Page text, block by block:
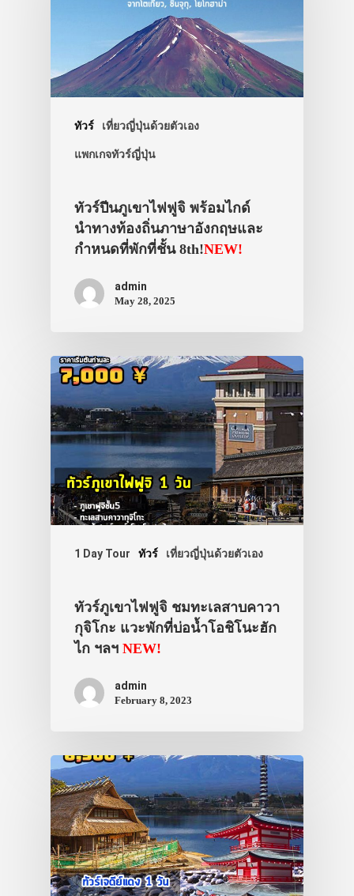
ทัวร์ เที่ยวญี่ปุ่นด้วยตัวเอง
แพกเกจทัวร์ญี่ปุ่น
ทัวร์ปีนภูเขาไฟฟูจิ พร้อมไกด์
นำทางท้องถิ่นภาษาอังกฤษและ
กำหนดที่พักที่ชั้น 8th!NEW!
admin
May 28, 2025
1 Day Tour ทัวร์ เที่ยวญี่ปุ่นด้วยตัวเอง
ทัวร์ภูเขาไฟฟูจิ ชมทะเลสาบคาวา
กุจิโกะ แวะพักที่บ่อน้ำโอชิโนะฮัก
ไก ฯลฯ NEW!
admin
February 8, 2023
ประเทศญี่ปุ่น
เที่ยวญี่ปุ่นด้ว
เอง
รถบัส
ที่พัก
สาระน่ารู้
VIDEO